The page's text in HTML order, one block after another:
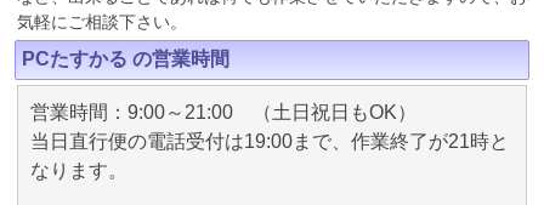
気軽にご相談下さい。
PCたすかる の営業時間
営業時間：9:00～21:00 （土日祝日もOK）
当日直行便の電話受付は19:00まで、作業終了が21時と
なります。